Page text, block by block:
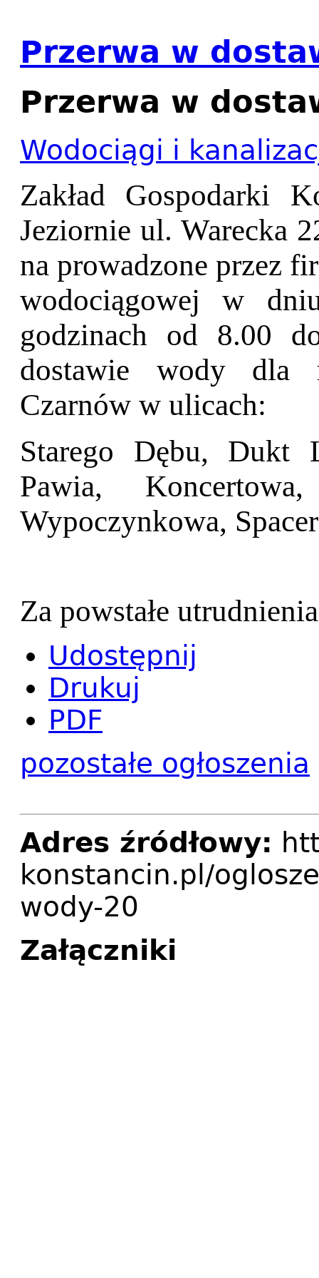
Przerwa w
Przerwa w
Wodociągi i
Zakład Gospodarki
Jeziornie ul. Warecka
na prowadzone przez
wodociągowej w
godzinach od 8.00
dostawie wody dla
Czarnów w ulicach:
Starego Dębu, Dukt
Pawia,
Wypoczynkowa,
Za powstałe
Udostępnij
Drukuj
PDF
pozostałe ogłoszenia
Adres źródłowy:
konstancin.pl/
wody-20
Załączniki